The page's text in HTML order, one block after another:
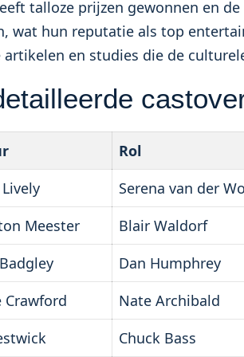
talloze prijzen gewonnen en
wat hun reputatie als top
en studies die de
Rol
Serena van der
Meester
Blair Waldorf
Dan Humphrey
Crawford
Nate Archibald
Chuck Bass